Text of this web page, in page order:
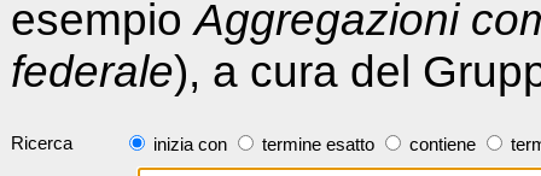
esempioAggregazioni
federale), a cura del
Ricerca inizia con termine esatto contiene